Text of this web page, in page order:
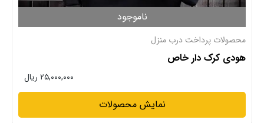
ناموجود
محصولات پرداخت درب منزل
هودی کرک دار خاص
۲۵,۰۰۰,۰۰۰ ریال
نمایش محصولات